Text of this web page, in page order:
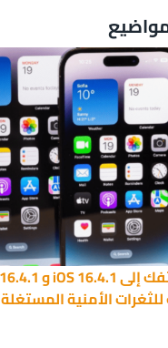
الأمنية المستغلة